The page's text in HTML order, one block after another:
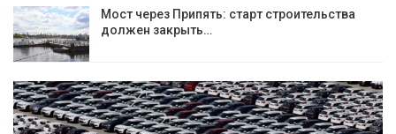
Мост через Припять: старт строительства
должен закрыть…